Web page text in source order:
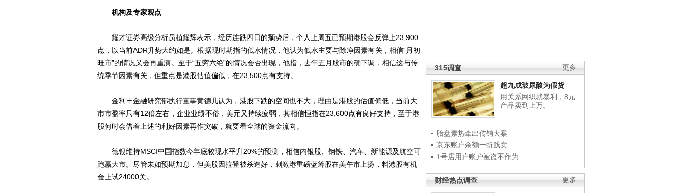
更多
315调查
超九成玻尿酸为假货
用关系网织就暴利，8元
产品卖到上万。
胎盘素热牵出传销大案
京东账户余额一折贱卖
1号店用户账户被盗不作为
更多
财经热点调查
机构及专家观点
耀才证券高级分析员植耀辉表示，经历连跌四日的颓势后，个人上周五已预期港股会反弹上23,900
点，以当前ADR升势大约如是。根据现时期指的低水情况，他认为低水主要与除净因素有关，相信“月初
旺市”的情况又会再重演。至于“五穷六绝”的情况会否出现，他指，去年五月股市的确下调，相信这与传
统季节因素有关，但重点是港股估值偏低，在23,500点有支持。
金利丰金融研究部执行董事黄德几认为，港股下跌的空间也不大，理由是港股的估值偏低，当前大
市市盈率只有12倍左右，企业业绩不俗，美元又持续疲弱，其相信恒指在23,600点有良好支持，至于港
股何时会借着上述的利好因素再作突破，就要看全球的资金流向。
德银维持MSCI中国指数今年底较现水平升20%的预测，相信内银股、钢铁、汽车、新能源及航空可
跑赢大市。尽管未如预期加息，但美股因拉登被杀造好，刺激港重磅蓝筹股在美午市上扬，料港股有机
会上试24000关。